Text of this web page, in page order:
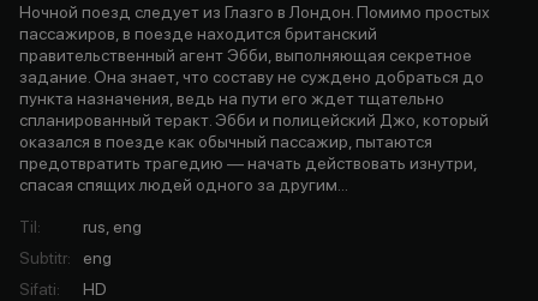
Ночной поезд следует из Глазго в Лондон. Помимо простых
пассажиров, в поезде находится британский
правительственный агент Эбби, выполняющая секретное
задание. Она знает, что составу не суждено добраться до
пункта назначения, ведь на пути его ждет тщательно
спланированный теракт. Эбби и полицейский Джо, который
оказался в поезде как обычный пассажир, пытаются
предотвратить трагедию — начать действовать изнутри,
спасая спящих людей одного за другим...
Til:
rus, eng
Subtitr:
eng
Sifati: HD